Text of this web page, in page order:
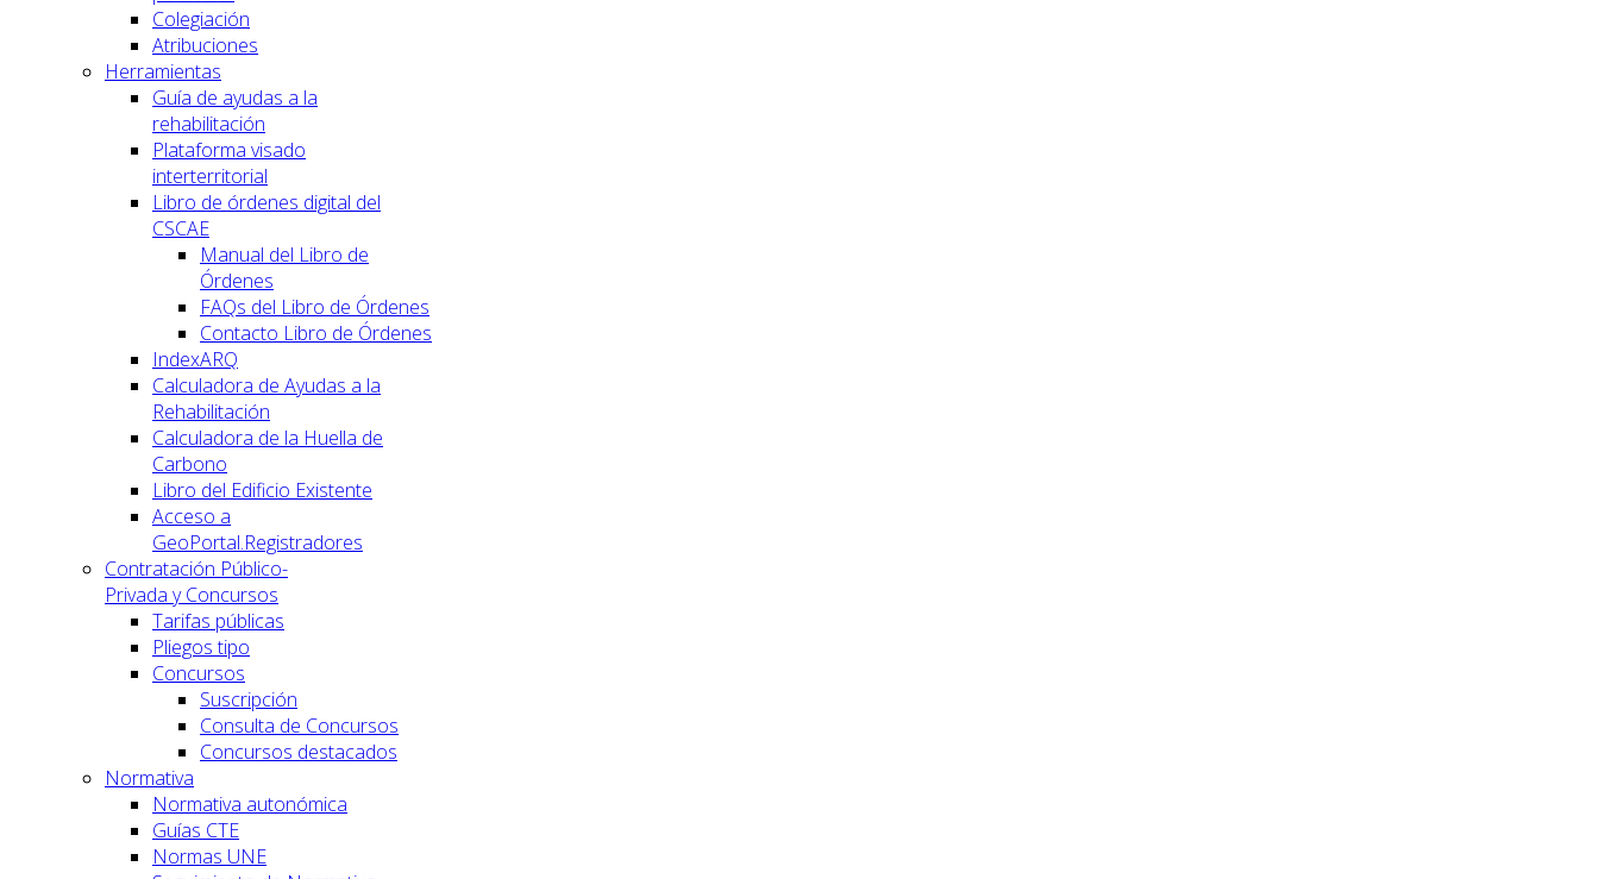
Colegiación
Atribuciones
Herramientas
Guía de ayudas a la
rehabilitación
Plataforma visado
interterritorial
Libro de órdenes digital del
CSCAE
Manual del Libro de
Órdenes
FAQs del Libro de Órdenes
Contacto Libro de Órdenes
IndexARQ
Calculadora de Ayudas a la
Rehabilitación
Calculadora de la Huella de
Carbono
Libro del Edificio Existente
Acceso a
GeoPortal.Registradores
Contratación Público-
Privada y Concursos
Tarifas públicas
Pliegos tipo
Concursos
Suscripción
Consulta de Concursos
Concursos destacados
Normativa
Normativa autonómica
Guías CTE
Normas UNE